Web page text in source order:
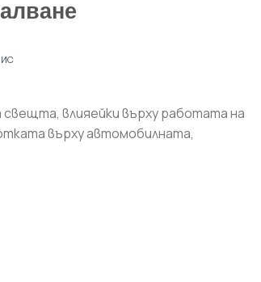
влияейки върху работата на
върху автомобилната,